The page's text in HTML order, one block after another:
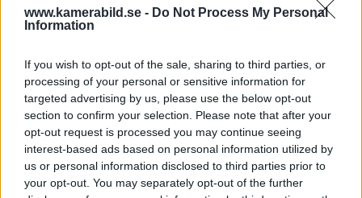
www.kamerabild.se - Do Not Process My Personal
Information
If you wish to opt-out of the sale, sharing to third parties, or
processing of your personal or sensitive information for
targeted advertising by us, please use the below opt-out
section to confirm your selection. Please note that after your
opt-out request is processed you may continue seeing
interest-based ads based on personal information utilized by
us or personal information disclosed to third parties prior to
your opt-out. You may separately opt-out of the further
DJI Osmo Pocket 4P
Sony lägger bud på
Tamron – kan vara värt
12 miljarder kronor